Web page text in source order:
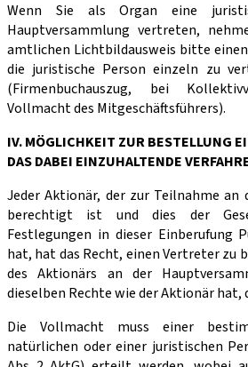
Wenn Sie als Organ eine
Hauptversammlung vertreten,
amtlichen Lichtbildausweis bitte
die juristische Person einzeln zu
(Firmenbuchauszug, bei
Vollmacht des Mitgeschäftsführers).
IV. MÖGLICHKEIT ZUR BESTELLUNG
DAS DABEI EINZUHALTENDE
Jeder Aktionär, der zur Teilnahme an
berechtigt ist und dies der
Festlegungen in dieser Einberufung
hat, hat das Recht, einen Vertreter zu
des Aktionärs an der
dieselben Rechte wie der Aktionär
Die Vollmacht muss einer
natürlichen oder einer juristischen